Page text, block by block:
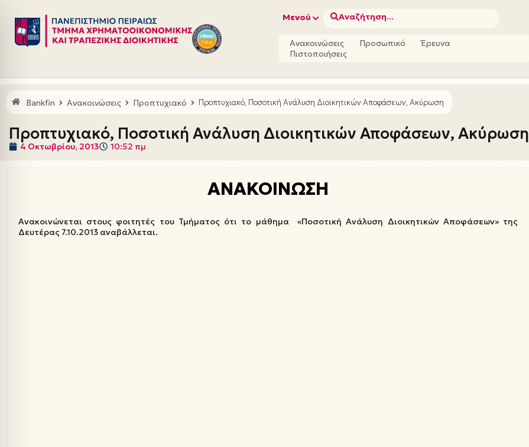
Μεταπηδήστε
στο
Μενού Αναζήτηση...
Ανακοινώσεις Προσωπικό
Έρευνα
Πιστοποιήσεις
Bankfin Ανακοινώσεις Προπτυχιακό Προπτυχιακό, Ποσοτική Ανάλυση Διοικητικών Αποφάσεων, Ακύρωση
Προπτυχιακό, Ποσοτική Ανάλυση Διοικητικών Αποφάσεων, Ακύρωση
4 Οκτωβρίου, 2013 10:52 πμ
ΑΝΑΚΟΙΝΩΣΗ
Ανακοινώνεται στους φοιτητές του Τμήματος ότι το μάθημα «Ποσοτική Ανάλυση Διοικητικών Αποφάσεων» της
Δευτέρας 7.10.2013 αναβάλλεται.